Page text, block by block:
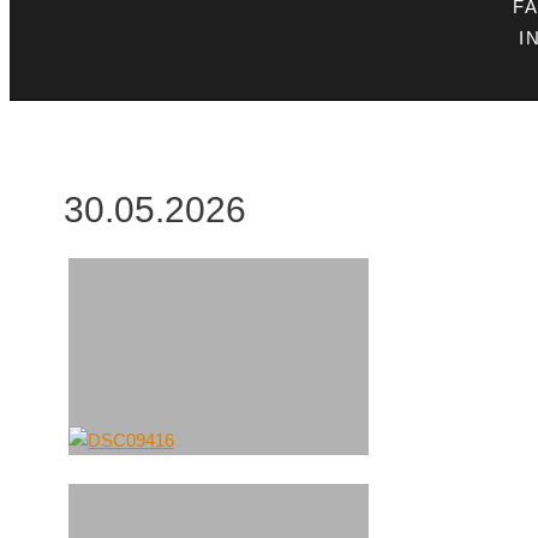
30.05.2026